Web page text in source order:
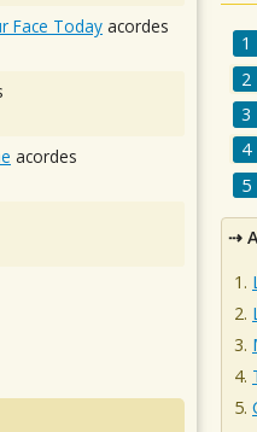
Face Today acordes
acordes